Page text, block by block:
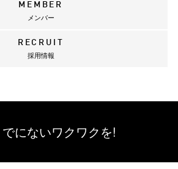
MEMBER
メンバー
RECRUIT
採用情報
にないワクワクを!